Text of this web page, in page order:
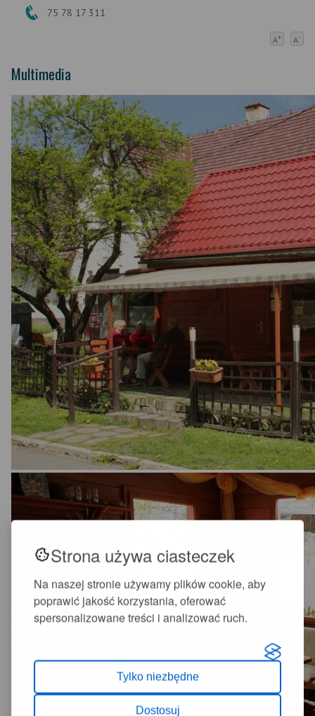
Strona używa ciasteczek
Na naszej stronie używamy plików cookie, aby
poprawić jakość korzystania, oferować
spersonalizowane treści i analizować ruch.
Tylko niezbędne
Dostosuj
75 78 17 311
A+ A-
Multimedia